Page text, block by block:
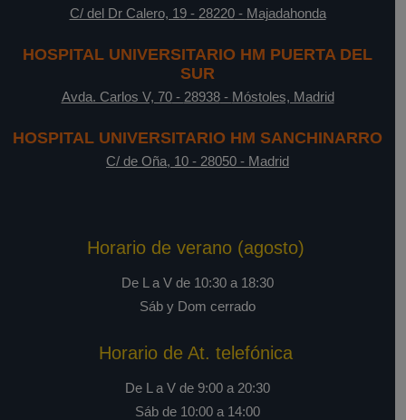
C/ del Dr Calero, 19- 28220- Majadahonda
HOSPITAL UNIVERSITARIO HM PUERTA DEL
SUR
Avda. Carlos V, 70- 28938- Móstoles, Madrid
HOSPITAL UNIVERSITARIO HM SANCHINARRO
C/ de Oña, 10 - 28050 - Madrid
Horario de verano (agosto)
De L a V de 10:30 a 18:30
Sáb y Dom cerrado
Horario de At. telefónica
De L a V de 9:00 a 20:30
Sáb de 10:00 a 14:00